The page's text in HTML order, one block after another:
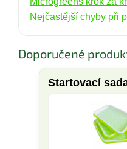
Nejčastější chyby při
Doporučené
Startovací